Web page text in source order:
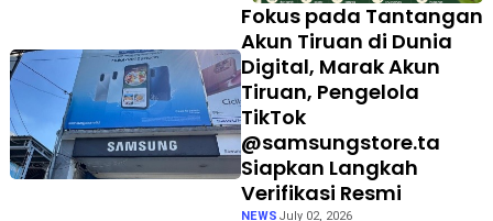
Fokus pada Tantangan
Akun Tiruan di Dunia
Digital, Marak Akun
Tiruan, Pengelola
TikTok
@samsungstore.ta
Siapkan Langkah
Verifikasi Resmi
NEWS July 02, 2026